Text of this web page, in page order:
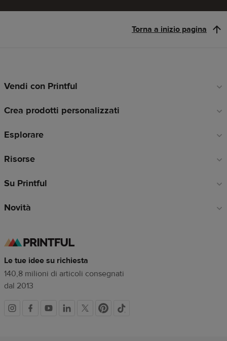
Torna a inizio pagina
Link
piè
pagina
Vendi con Printful
Crea prodotti personalizzati
Esplorare
Risorse
Su Printful
Novità
Le tue idee su richiesta
140,8 milioni di articoli consegnati
dal 2013
Link